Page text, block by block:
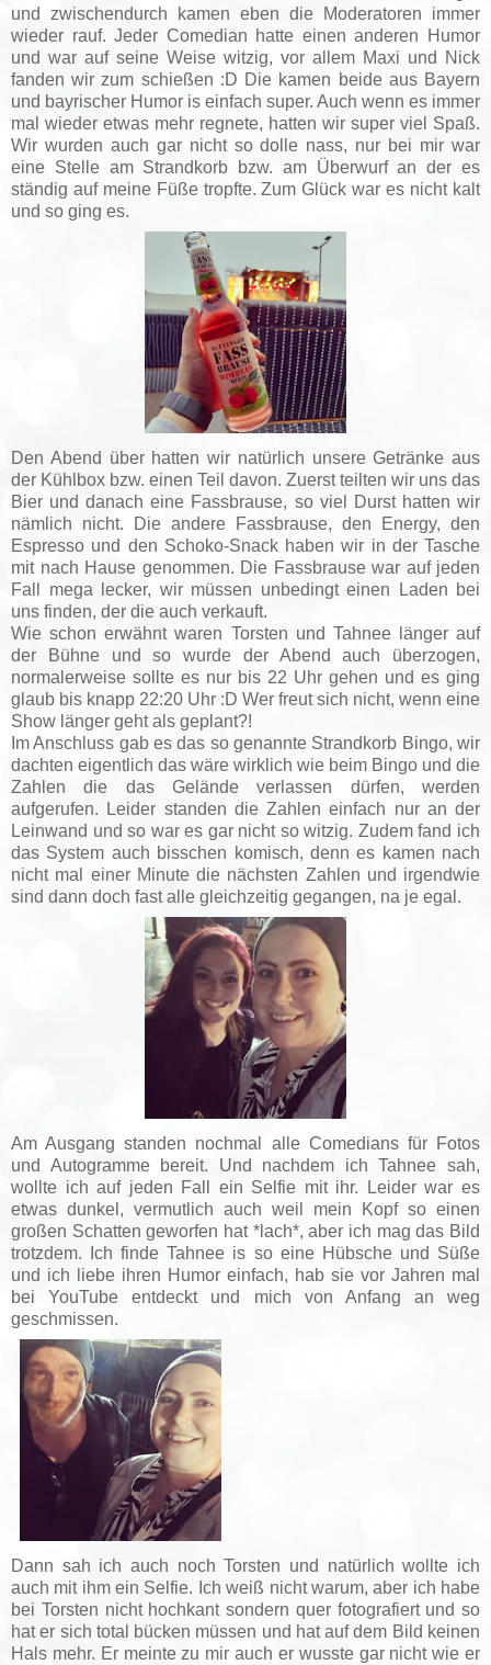
und zwischendurch kamen eben die Moderatoren immer
wieder rauf. Jeder Comedian hatte einen anderen Humor
und war auf seine Weise witzig, vor allem Maxi und Nick
fanden wir zum schießen :D Die kamen beide aus Bayern
und bayrischer Humor is einfach super. Auch wenn es immer
mal wieder etwas mehr regnete, hatten wir super viel Spaß.
Wir wurden auch gar nicht so dolle nass, nur bei mir war
eine Stelle am Strandkorb bzw. am Überwurf an der es
ständig auf meine Füße tropfte. Zum Glück war es nicht kalt
und so ging es.
Den Abend über hatten wir natürlich unsere Getränke aus
der Kühlbox bzw. einen Teil davon. Zuerst teilten wir uns das
Bier und danach eine Fassbrause, so viel Durst hatten wir
nämlich nicht. Die andere Fassbrause, den Energy, den
Espresso und den Schoko-Snack haben wir in der Tasche
mit nach Hause genommen. Die Fassbrause war auf jeden
Fall mega lecker, wir müssen unbedingt einen Laden bei
uns finden, der die auch verkauft.
Wie schon erwähnt waren Torsten und Tahnee länger auf
der Bühne und so wurde der Abend auch überzogen,
normalerweise sollte es nur bis 22 Uhr gehen und es ging
glaub bis knapp 22:20 Uhr :D Wer freut sich nicht, wenn eine
Show länger geht als geplant?!
Im Anschluss gab es das so genannte Strandkorb Bingo, wir
dachten eigentlich das wäre wirklich wie beim Bingo und die
Zahlen die das Gelände verlassen dürfen, werden
aufgerufen. Leider standen die Zahlen einfach nur an der
Leinwand und so war es gar nicht so witzig. Zudem fand ich
das System auch bisschen komisch, denn es kamen nach
nicht mal einer Minute die nächsten Zahlen und irgendwie
sind dann doch fast alle gleichzeitig gegangen, na je egal.
Am Ausgang standen nochmal alle Comedians für Fotos
und Autogramme bereit. Und nachdem ich Tahnee sah,
wollte ich auf jeden Fall ein Selfie mit ihr. Leider war es
etwas dunkel, vermutlich auch weil mein Kopf so einen
großen Schatten geworfen hat *lach*, aber ich mag das Bild
trotzdem. Ich finde Tahnee is so eine Hübsche und Süße
und ich liebe ihren Humor einfach, hab sie vor Jahren mal
bei YouTube entdeckt und mich von Anfang an weg
geschmissen.
Dann sah ich auch noch Torsten und natürlich wollte ich
auch mit ihm ein Selfie. Ich weiß nicht warum, aber ich habe
bei Torsten nicht hochkant sondern quer fotografiert und so
hat er sich total bücken müssen und hat auf dem Bild keinen
Hals mehr. Er meinte zu mir auch er wusste gar nicht wie er